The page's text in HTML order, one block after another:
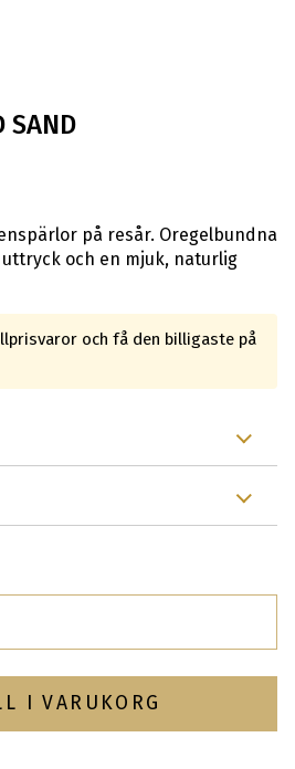
SAND
på resår. Oregelbundna
och en mjuk, naturlig
och få den billigaste på
I VARUKORG